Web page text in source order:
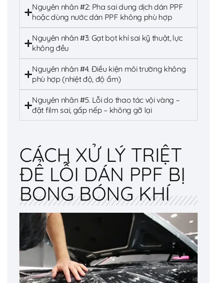
Nguyên nhân #2: Pha sai dung dịch dán PPF
hoặc dùng nước dán PPF không phù hợp
Nguyên nhân #3: Gạt bọt khí sai kỹ thuật, lực
không đều
Nguyên nhân #4. Điều kiện môi trường không
phù hợp (nhiệt độ, độ ẩm)
Nguyên nhân #5. Lỗi do thao tác vội vàng –
đặt film sai, gấp nếp – không gỡ lại
CÁCH XỬ LÝ TRIỆT
ĐỂ LỖI DÁN PPF BỊ
BONG BÓNG KHÍ